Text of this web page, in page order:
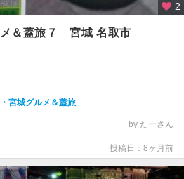
2
＆蓋旅７ 宮城 名取市
宮城グルメ＆蓋旅
by たーさん
投稿日：8ヶ月前